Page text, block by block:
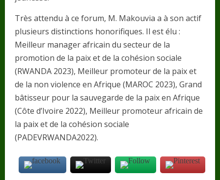
Très attendu à ce forum, M. Makouvia a à son actif
plusieurs distinctions honorifiques. Il est élu :
Meilleur manager africain du secteur de la
promotion de la paix et de la cohésion sociale
(RWANDA 2023), Meilleur promoteur de la paix et
de la non violence en Afrique (MAROC 2023), Grand
bâtisseur pour la sauvegarde de la paix en Afrique
(Côte d’Ivoire 2022), Meilleur promoteur africain de
la paix et de la cohésion sociale
(PADEVRWANDA2022).